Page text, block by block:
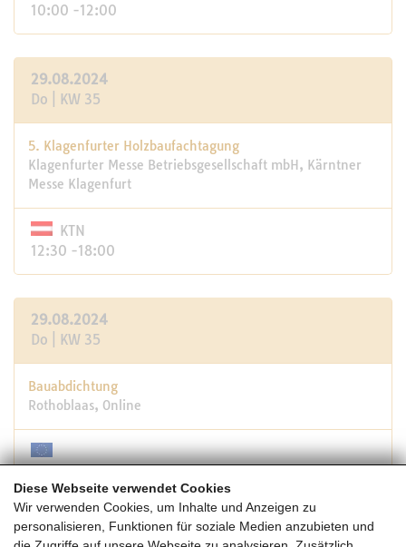
Diese Webseite verwendet Cookies
Wir verwenden Cookies, um Inhalte und Anzeigen zu
personalisieren, Funktionen für soziale Medien anzubieten und
10:00 -12:00
29.08.2024
Do | KW 35
5. Klagenfurter Holzbaufachtagung
Klagenfurter Messe Betriebsgesellschaft mbH, Kärntner
Messe Klagenfurt
KTN
12:30 -18:00
29.08.2024
Do | KW 35
Bauabdichtung
Rothoblaas, Online
30.08.2024